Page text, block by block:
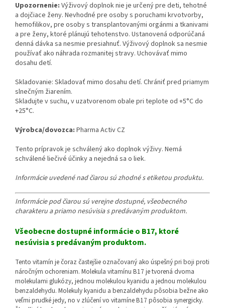
Upozornenie: Výživový doplnok nie je určený pre deti, tehotné
a dojčiace ženy. Nevhodné pre osoby s poruchami krvotvorby,
hemofilikov, pre osoby s transplantovanými orgánmi a tkanivami
a pre ženy, ktoré plánujú tehotenstvo. Ustanovená odporúčaná
denná dávka sa nesmie presiahnuť. Výživový doplnok sa nesmie
používať ako náhrada rozmanitej stravy. Uchovávať mimo
dosahu detí.
Skladovanie: Skladovať mimo dosahu detí. Chrániť pred priamym
slnečným žiarením.
Skladujte v suchu, v uzatvorenom obale pri teplote od +5°C do
+25°C.
Výrobca/dovozca: Pharma Activ CZ
Tento prípravok je schválený ako doplnok výživy. Nemá
schválené liečivé účinky a nejedná sa o liek.
Informácie uvedené nad čiarou sú zhodné s etiketou produktu.
Informácie pod čiarou sú verejne dostupné, všeobecného
charakteru a priamo nesúvisia s predávaným produktom.
Všeobecne dostupné informácie o B17, ktoré
nesúvisia s predávaným produktom.
Tento vitamín je čoraz častejšie označovaný ako úspešný pri boji proti
náročným ochoreniam. Molekula vitamínu B17 je tvorená dvoma
molekulami glukózy, jednou molekulou kyanidu a jednou molekulou
benzaldehydu. Molekuly kyanidu a benzaldehydu pôsobia bežne ako
veľmi prudké jedy, no v zlúčení vo vitamíne B17 pôsobia synergicky.